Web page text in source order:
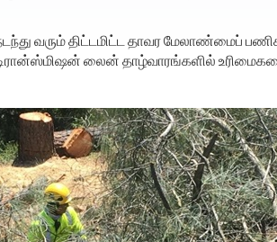
வரும் திட்டமிட்ட தாவர மேலாண்மைப்
லைன் தாழ்வாரங்களில்